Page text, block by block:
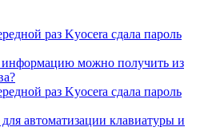
раз Kyocera сдала пароль
можно получить из
раз Kyocera сдала пароль
автоматизации клавиатуры и